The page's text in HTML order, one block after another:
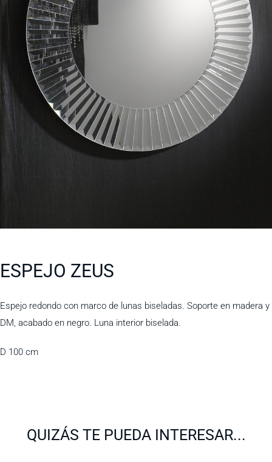
ESPEJO ZEUS
Espejo redondo con marco de lunas biseladas. Soporte en madera y
DM, acabado en negro. Luna interior biselada.
D 100 cm
QUIZÁS TE PUEDA INTERESAR...